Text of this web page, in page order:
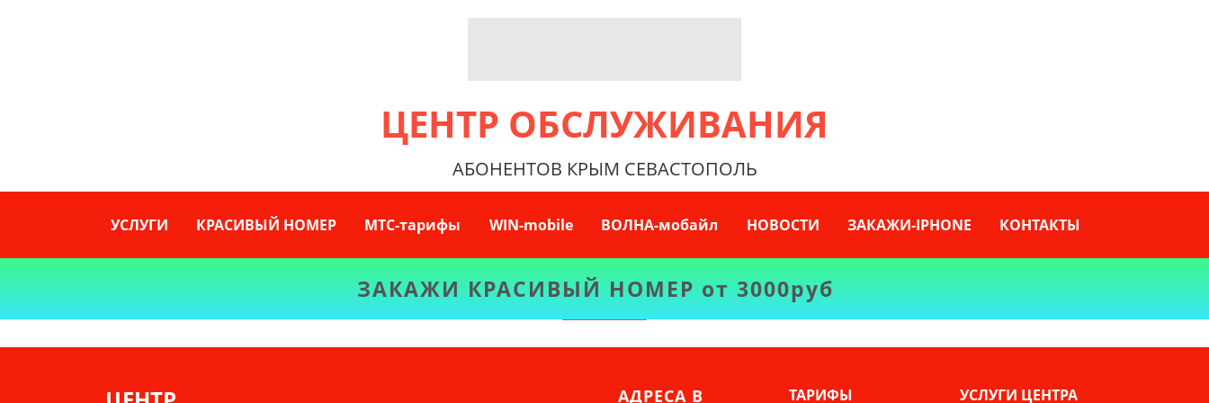
ЦЕНТР ОБСЛУЖИВАНИЯ
АБОНЕНТОВ КРЫМ СЕВАСТОПОЛЬ
УСЛУГИ КРАСИВЫЙ НОМЕР МТС-тарифы WIN-mobile ВОЛНА-мобайл НОВОСТИ ЗАКАЖИ-IPHONE КОНТАКТЫ
ЗАКАЖИ КРАСИВЫЙ НОМЕР от 3000руб
НАЗАД
АДРЕСА В ТАРИФЫ УСЛУГИ ЦЕНТРА